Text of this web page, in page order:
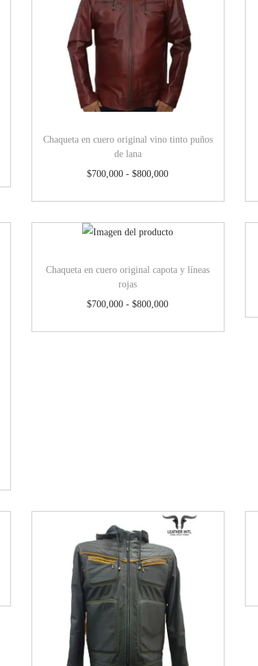
Chaqueta en cuero original vino tinto puños
de lana
$700,000 - $800,000
Chaqueta en cuero original capota y líneas
rojas
$700,000 - $800,000